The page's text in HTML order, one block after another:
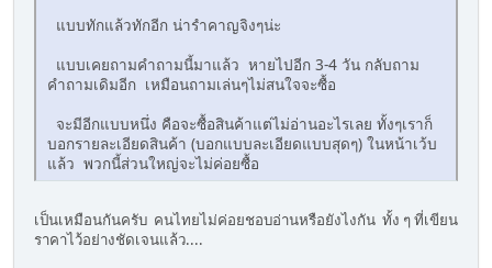
แบบทักแล้วทักอีก น่ารำคาญจิงๆน่ะ
แบบเคยถามคำถามนี้มาแล้ว หายไปอีก 3-4 วัน กลับถาม
คำถามเดิมอีก เหมือนถามเล่นๆไม่สนใจจะซื้อ
จะมีอีกแบบหนึ่ง คือจะซื้อสินค้าแต่ไม่อ่านอะไรเลย ทั้งๆเราก็
บอกรายละเอียดสินค้า (บอกแบบละเอียดแบบสุดๆ) ในหน้าเว้บ
แล้ว พวกนี้ส่วนใหญ่จะไม่ค่อยซื้อ
เป็นเหมือนกันครับ คนไทยไม่ค่อยชอบอ่านหรือยังไงกัน ทั้ง ๆ ที่เขียน
ราคาไว้อย่างชัดเจนแล้ว....